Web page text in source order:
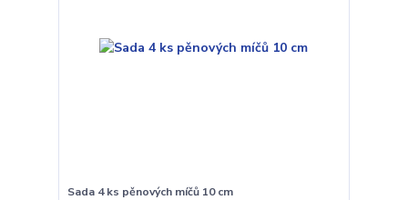
Sada 4 ks pěnových míčů 10 cm